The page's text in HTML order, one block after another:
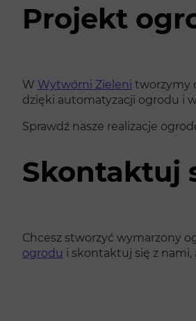
Projekt
W Wytwórni Zieleni tworzymy
dzięki automatyzacji ogrodu i
Sprawdź nasze realizacje
Skontaktuj
Chcesz stworzyć wymarzony
ogrodu i skontaktuj się z